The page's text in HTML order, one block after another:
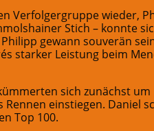
Verfolgergruppe wieder,
Stich – konnte
gewann souverän
starker Leistung beim
sich zunächst
einstiegen. Daniel
Top 100.